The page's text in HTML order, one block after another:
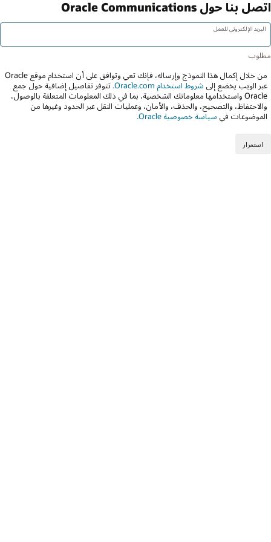
اتصل بنا حول Oracle Communications
البريد الإلكتروني للعمل
من خلال إكمال هذا النموذج وإرساله، فإنك تعي وتوافق على أن استخدام موقع Oracle
عبر الويب يخضع إلى شروط استخدام Oracle.com.
تتوفر تفاصيل إضافية حول جمع
Oracle واستخدامها معلوماتك الشخصية، بما في ذلك المعلومات المتعلقة بالوصول،
والاحتفاظ، والتصحيح، والحذف، والأمان، وعمليات النقل عبر الحدود وغيرها من
الموضوعات في سياسة خصوصية Oracle.
استمرار